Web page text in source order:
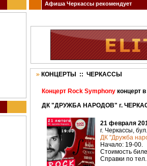
Афиша Черкассы рекомендует
КОНЦЕРТЫ :: ЧЕРКАССЫ
Концерт Rock Symphonyконцерт в
ДК "ДРУЖБА НАРОДОВ" г.
21 февраля
г. Черкассы,
ДК "Дружба
Начало: 19-00.
Стоимость
Справки по